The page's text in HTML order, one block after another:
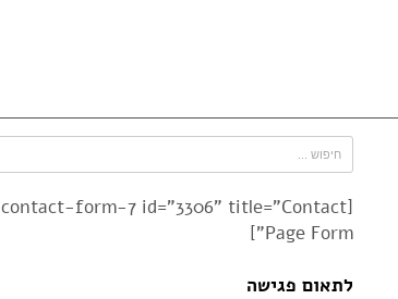
[contact-form-7 id="3306" title="Contact
Page Form"]
לתאום פגישה